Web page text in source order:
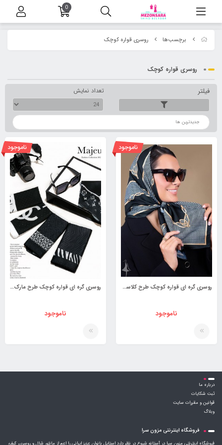
برچسب‌ها روسری قواره کوچک
روسری قواره کوچک
فیلتر تعداد نمایش
ترتیب
روسری گره ای قواره کوچک طرح کلاسیک کد 3880673
ناموجود
ناموجود
روسری گره ای قواره کوچک طرح مارک کد 3876814
ناموجود
ناموجود
درباره ما
ثبت شکایات
قوانین و مقررات سایت
وبلاگ
فروشگاه اینترنتی مزون سرا
فروشگاه اینترنتی مزون سرا در آستانه شروع در نظر دارد استایل بانوان عزیز ایرانی را اعم از مانتو، شال و روسری، کیف،
0